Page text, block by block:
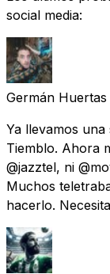
social media:
Germán Huertas
Ya llevamos
Tiemblo. Ahora
@jazztel, ni
Muchos
hacerlo.